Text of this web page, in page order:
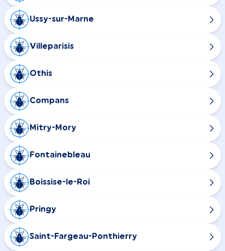
Ussy-sur-Marne
Villeparisis
Othis
Compans
Mitry-Mory
Fontainebleau
Boissise-le-Roi
Pringy
Saint-Fargeau-Ponthierry